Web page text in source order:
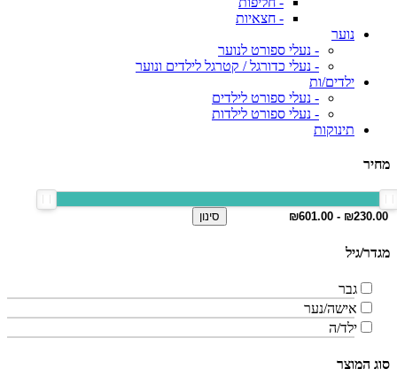
- חצאיות
נוער
- נעלי ספורט לנוער
- נעלי כדורגל / קטרגל לילדים ונוער
ילדים/ות
- נעלי ספורט לילדים
- נעלי ספורט לילדות
תינוקות
מחיר
סינון
מגדר/גיל
גבר
אישה/נער
ילד/ה
סוג המוצר